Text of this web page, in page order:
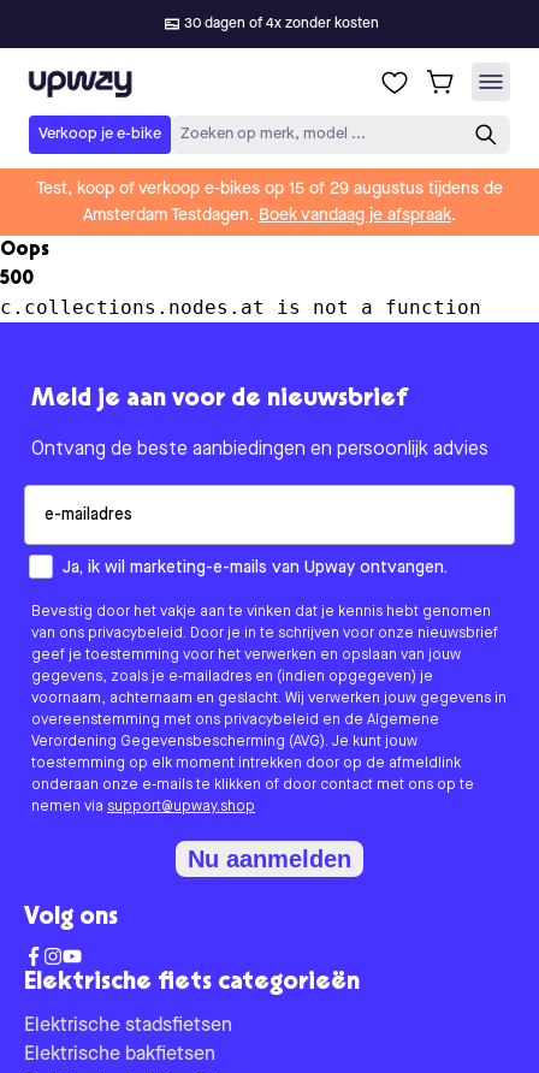
30 dagen of 4x zonder kosten
Upway
Verkoop je e-bike Zoeken op merk, model ...
Test, koop of verkoop e-bikes op 15 of 29 augustus tijdens de
Amsterdam Testdagen. Boek vandaag je afspraak.
Oops
500
c.collections.nodes.at is not a function
Elektrische fiets categorieën
Elektrische stadsfietsen
Elektrische bakfietsen
Meld je aan voor de nieuwsbrief
Ontvang de beste aanbiedingen en persoonlijk advies
How would you like to hear from us?
Ja, ik wil marketing-e-mails van Upway ontvangen.
Bevestig door het vakje aan te vinken dat je kennis hebt genomen
van ons privacybeleid. Door je in te schrijven voor onze nieuwsbrief
geef je toestemming voor het verwerken en opslaan van jouw
gegevens, zoals je e-mailadres en (indien opgegeven) je
voornaam, achternaam en geslacht. Wij verwerken jouw gegevens in
overeenstemming met ons privacybeleid en de Algemene
Verordening Gegevensbescherming (AVG). Je kunt jouw
toestemming op elk moment intrekken door op de afmeldlink
onderaan onze e-mails te klikken of door contact met ons op te
nemen via support@upway.shop
Nu aanmelden
Volg ons